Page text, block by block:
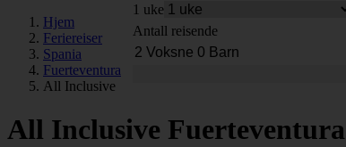
1 uke
Antall reisende
Hjem
Feriereiser
Spania
Fuerteventura
All Inclusive
All Inclusive Fuerteventura